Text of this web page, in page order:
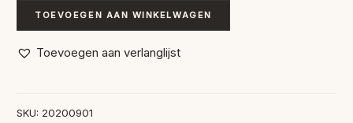
Handgemaakte
Oorbellen
Magic
TOEVOEGEN AAN WINKELWAGEN
Toevoegen aan verlanglijst
SKU: 20200901